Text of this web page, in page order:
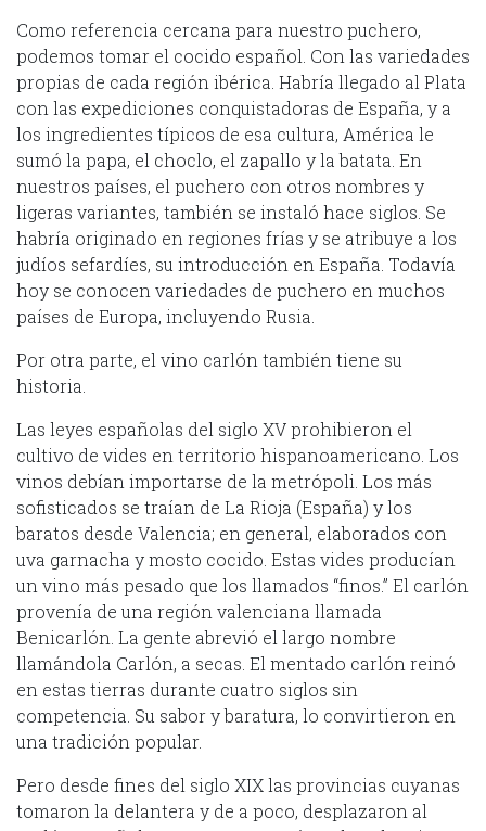
Como referencia cercana para nuestro puchero,
podemos tomar el cocido español. Con las variedades
propias de cada región ibérica. Habría llegado al Plata
con las expediciones conquistadoras de España, y a
los ingredientes típicos de esa cultura, América le
sumó la papa, el choclo, el zapallo y la batata. En
nuestros países, el puchero con otros nombres y
ligeras variantes, también se instaló hace siglos. Se
habría originado en regiones frías y se atribuye a los
judíos sefardíes, su introducción en España. Todavía
hoy se conocen variedades de puchero en muchos
países de Europa, incluyendo Rusia.
Por otra parte, el vino carlón también tiene su
historia.
Las leyes españolas del siglo XV prohibieron el
cultivo de vides en territorio hispanoamericano. Los
vinos debían importarse de la metrópoli. Los más
sofisticados se traían de La Rioja (España) y los
baratos desde Valencia; en general, elaborados con
uva garnacha y mosto cocido. Estas vides producían
un vino más pesado que los llamados “finos.” El carlón
provenía de una región valenciana llamada
Benicarlón. La gente abrevió el largo nombre
llamándola Carlón, a secas. El mentado carlón reinó
en estas tierras durante cuatro siglos sin
competencia. Su sabor y baratura, lo convirtieron en
una tradición popular.
Pero desde fines del siglo XIX las provincias cuyanas
tomaron la delantera y de a poco, desplazaron al